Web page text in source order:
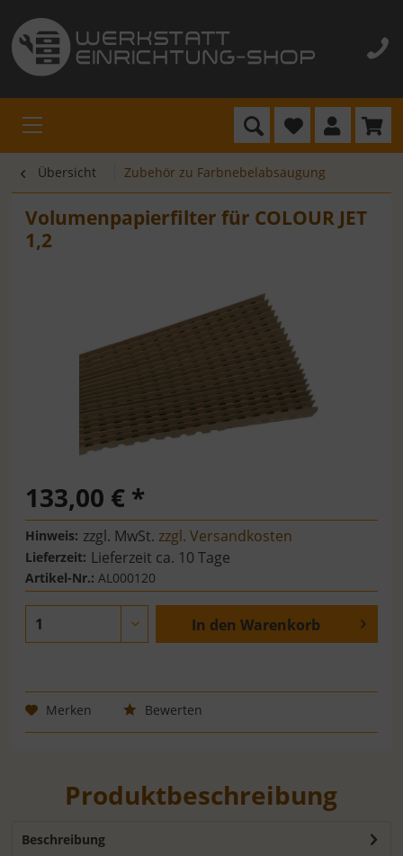
Übersicht Zubehör zu Farbnebelabsaugung
Volumenpapierfilter für COLOUR JET
1,2
133,00 € *
Hinweis: zzgl. MwSt.zzgl. Versandkosten
Lieferzeit: Lieferzeit ca. 10 Tage
Artikel-Nr.:AL000120
In den Warenkorb
Merken Bewerten
Produktbeschreibung
Beschreibung